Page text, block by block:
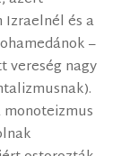
és a
–
vereség nagy
monoteizmus